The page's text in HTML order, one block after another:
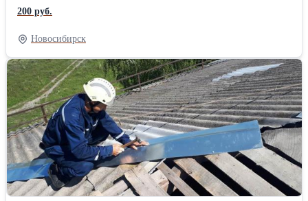
ремонт и заделку трещин и повреждений в корпусе элементов
водосточной системы; герметизацию стыковых соединений;
замену поврежденных элементов. Если водосточные трубы
засоряются слишком часто, значит, их диаметр слишком
маленький и они не способны справиться с нагрузкой. Защита
здания исправной водосточной системой продлевает срок
службы постройки на долгие годы В отличие от традиционных
способов ремонта водостоков, привлечение для выполнения
работ альпинистов имеет массу преимуществ: Наши
специалисты работают без использования крупногабаритной
техники, что позволяет проводить манипуляции в условиях
густой застройки и ограниченного пространства. Отказ от
использования подъемной техники (кранов и вышек) позволяет
снизить расходы на ремонт и обслуживание водосточных труб.
Альпа производит монтаж водосточной системы, ремонт
200 руб.
Новосибирск